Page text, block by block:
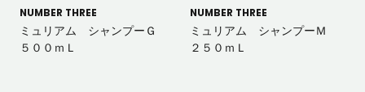
NUMBER THREE
ミュリアム シャンプーＧ
５００ｍＬ
NUMBER THREE
ミュリアム シャンプーＭ
２５０ｍＬ